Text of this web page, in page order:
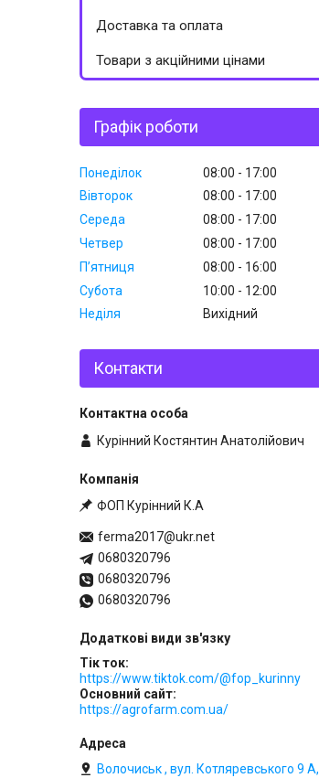
Доставка та оплата
Товари з акційними цінами
Графік роботи
Понеділок 08:00
17:00
Вівторок
08:00
17:00
Середа
08:00
17:00
Четвер
08:00
17:00
Пʼятниця
08:00
16:00
Субота
10:00
12:00
Неділя
Вихідний
Контакти
Курінний Костянтин Анатолійович
ФОП Курінний К.А
ferma2017@ukr.net
0680320796
0680320796
0680320796
Тік ток
https://www.tiktok.com/@fop_kurinny
Основний сайт
https://agrofarm.com.ua/
Волочиськ , вул. Котляревського 9 А,